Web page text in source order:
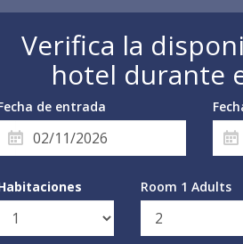
Verifica la
hotel durante
de entrada
Room 1 Adults